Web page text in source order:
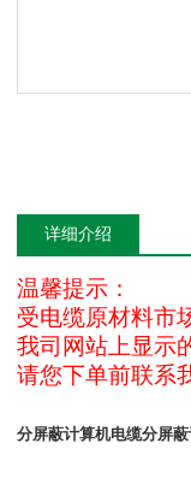
详细介绍
温馨提示：
受电缆原材料市
我司网站上显示
请您下单前联系
分屏蔽计算机电缆分屏